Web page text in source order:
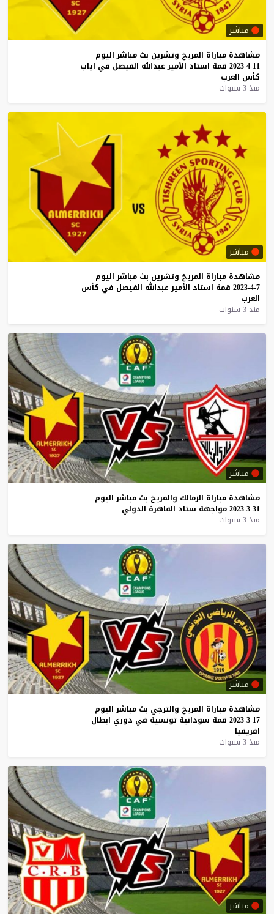
مباشر
مشاهدة مباراة المريخ وتشرين بث مباشر اليوم
11-4-2023
قمة استاد الأمير عبدالله الفيصل في اياب
كأس العرب
منذ 3 سنوات
مباشر
مشاهدة مباراة المريخ وتشرين بث مباشر اليوم
7-4-2023
قمة استاد الأمير عبدالله الفيصل في كأس
العرب
منذ 3 سنوات
مباشر
مشاهدة مباراة الزمالك والمريخ بث مباشر اليوم
31-3-2023
مواجهة ستاد القاهرة الدولي
منذ 3 سنوات
مباشر
مشاهدة مباراة المريخ والترجي بث مباشر اليوم
17-3-2023
قمة سودانية تونسية في دوري ابطال
افريقيا
منذ 3 سنوات
مباشر